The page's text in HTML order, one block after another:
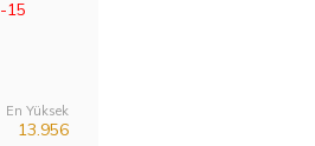
-15
En Yüksek
13.956